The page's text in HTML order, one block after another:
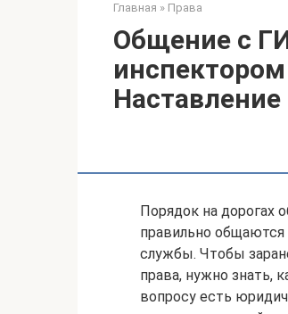
Главная » Права
Общение с
Порядок на дорогах
правильно
службы. Чтобы
права, нужно знать,
вопросу есть